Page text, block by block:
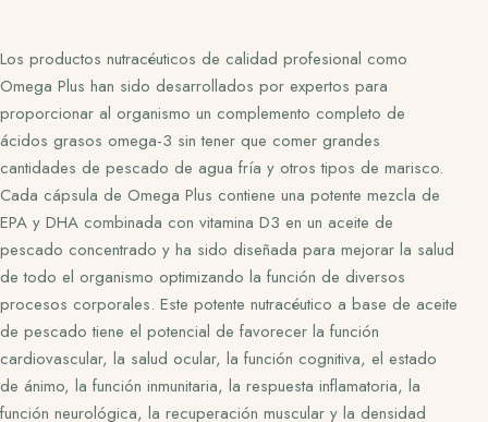
Los productos nutracéuticos de calidad profesional como
Omega Plus han sido desarrollados por expertos para
proporcionar al organismo un complemento completo de
ácidos grasos omega-3 sin tener que comer grandes
cantidades de pescado de agua fría y otros tipos de marisco.
Cada cápsula de Omega Plus contiene una potente mezcla de
EPA y DHA combinada con vitamina D3 en un aceite de
pescado concentrado y ha sido diseñada para mejorar la salud
de todo el organismo optimizando la función de diversos
procesos corporales. Este potente nutracéutico a base de aceite
de pescado tiene el potencial de favorecer la función
cardiovascular, la salud ocular, la función cognitiva, el estado
de ánimo, la función inmunitaria, la respuesta inflamatoria, la
función neurológica, la recuperación muscular y la densidad